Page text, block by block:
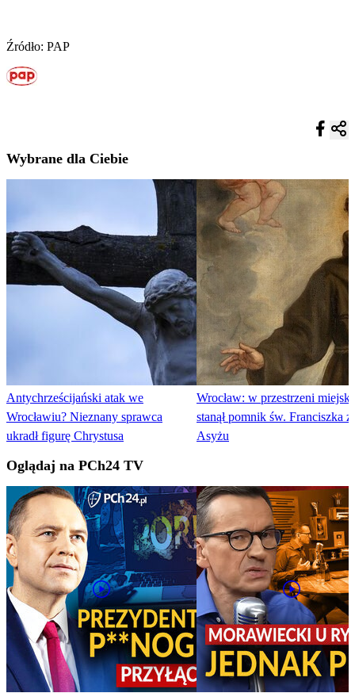
Źródło: PAP
Wybrane dla Ciebie
Antychrześcijański atak we
Wrocławiu? Nieznany sprawca
ukradł figurę Chrystusa
Wrocław: w przestrzeni
stanął pomnik św. Franciszka z
Asyżu
Oglądaj na PCh24 TV